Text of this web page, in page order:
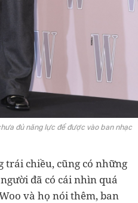
đủ năng lực để được vào ban nhạc
trái chiều, cũng có những
đã có cái nhìn quá
và họ nói thêm, ban